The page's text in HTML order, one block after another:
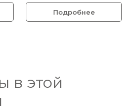
Подробнее
в этой